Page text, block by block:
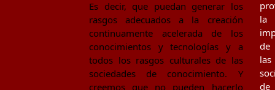
Es decir, que puedan generar los
rasgos adecuados a la creación
continuamente acelerada de los
conocimientos y tecnologías y a
todos los rasgos culturales de las
sociedades de conocimiento. Y
creemos que no pueden hacerlo
la
de
las
de